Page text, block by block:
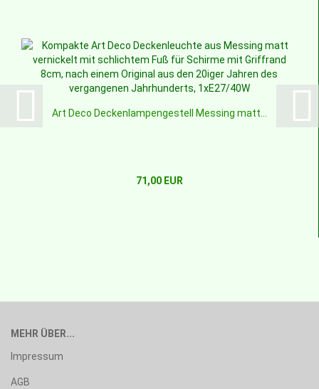
Art Deco Deckenlampengestell Messing matt...
71,00 EUR
MEHR ÜBER...
Impressum
AGB